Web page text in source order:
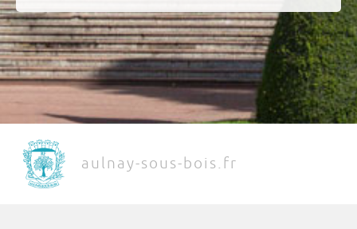
aulnay-sous-bois.fr